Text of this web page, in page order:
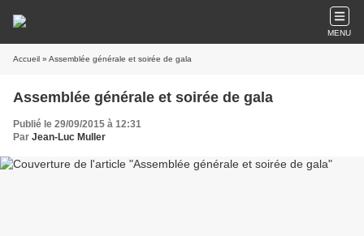
MENU
Accueil » Assemblée générale et soirée de gala
Assemblée générale et soirée de gala
Publié le 29/09/2015 à 12:31
Par Jean-Luc Muller